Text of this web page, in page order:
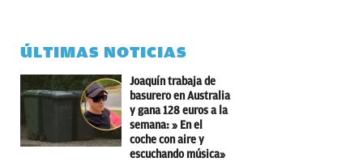
ÚLTIMAS NOTICIAS
Joaquín trabaja de
basurero en Australia
y gana 128 euros a la
semana: » En el
coche con aire y
escuchando música»